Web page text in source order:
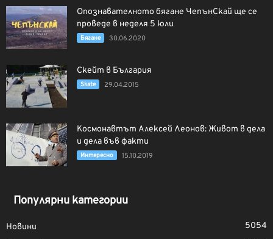
Опознавателното бягане ЧепънСкай ще се
проведе в неделя 5 юли
Бягане 30.06.2020
Скейт в България
Skate 29.04.2015
Космонавтът Алексей Леонов: Живот в дела
и дела във факти
Интерeсно 15.10.2019
Популярни категории
Новини
5054